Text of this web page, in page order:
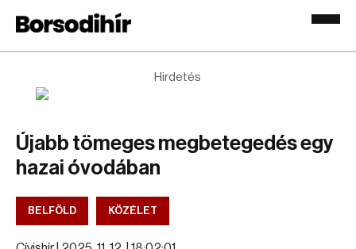
Hirdetés
Újabb tömeges megbetegedés egy
hazai óvodában
BELFÖLD KÖZÉLET